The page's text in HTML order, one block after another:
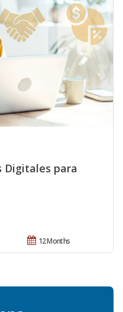
Digitales para
12 Months